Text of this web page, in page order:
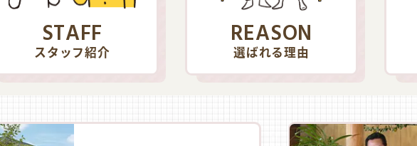
STAFF
スタッフ紹介
REASON
選ばれる理由